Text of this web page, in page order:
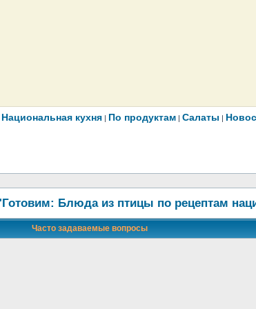
Национальная кухня | По продуктам | Салаты |
Блюда из птицы по рецептам
Часто задаваемые вопросы